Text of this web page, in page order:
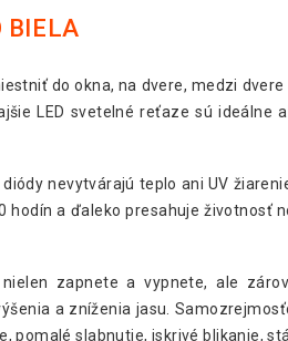
BIELA
do okna, na dvere, medzi
LED svetelné reťaze sú ideálne
nevytvárajú teplo ani UV
hodín a ďaleko presahuje životnosť
zapnete a vypnete, ale
a zníženia jasu.
pomalé slabnutie, iskrivé blikanie,